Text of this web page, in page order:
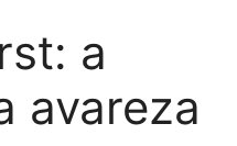
a
avareza